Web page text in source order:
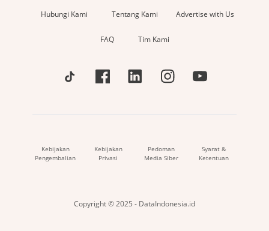
Hubungi Kami Tentang Kami Advertise with Us
FAQ Tim Kami
Kebijakan
Pengembalian
Kebijakan
Privasi
Pedoman
Media Siber
Syarat &
Ketentuan
Copyright © 2025 - DataIndonesia.id